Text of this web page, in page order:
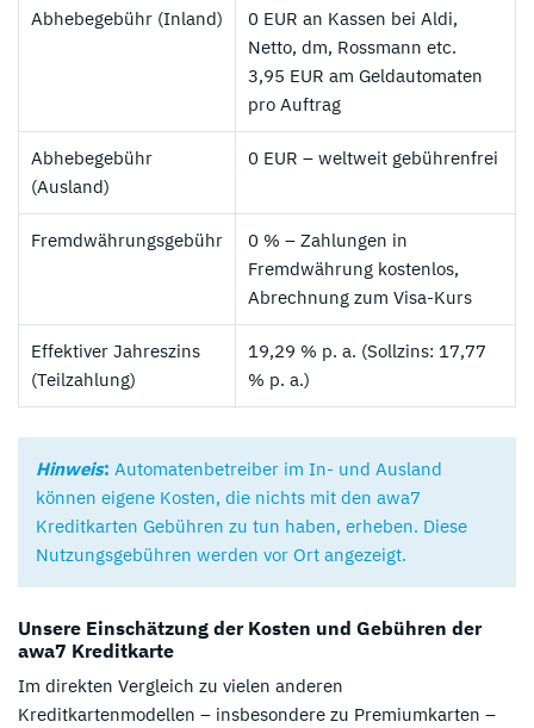
Abhebegebühr (Inland)
0 EUR an Kassen bei Aldi,
Netto, dm, Rossmann etc.
3,95 EUR am Geldautomaten
pro Auftrag
Abhebegebühr
(Ausland)
0 EUR – weltweit gebührenfrei
Fremdwährungsgebühr
0 % – Zahlungen in
Fremdwährung kostenlos,
Abrechnung zum Visa-Kurs
Effektiver Jahreszins
(Teilzahlung)
19,29 % p. a. (Sollzins: 17,77
% p. a.)
Hinweis: Automatenbetreiber im In- und Ausland
können eigene Kosten, die nichts mit den awa7
Kreditkarten Gebühren zu tun haben, erheben. Diese
Nutzungsgebühren werden vor Ort angezeigt.
Unsere Einschätzung der Kosten und Gebühren der
awa7 Kreditkarte
Im direkten Vergleich zu vielen anderen
Kreditkartenmodellen – insbesondere zu Premiumkarten –